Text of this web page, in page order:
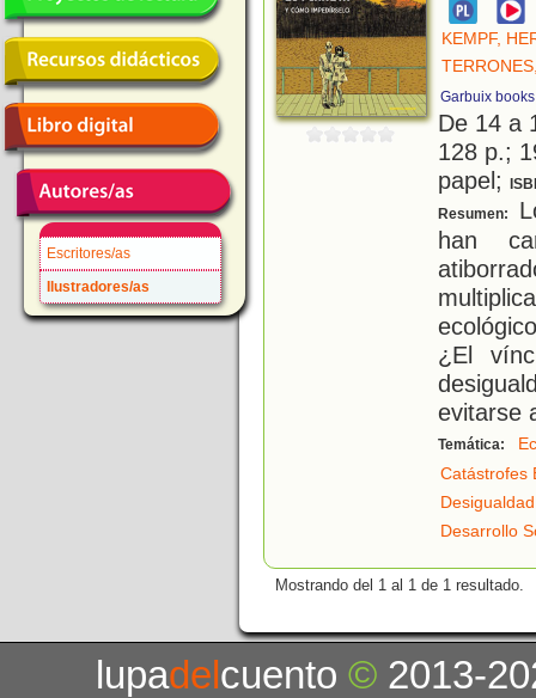
Escritores/as
Ilustradores/as
KEMPF,
Garbuix books
De 14 a
128 p.;
papel;
Resumen:
han
¿El
evitarse
Temática:
Catástrofes
Desarrollo
Mostrando del 1 al 1 de 1 resultado.
lupadelcuento© 2013-